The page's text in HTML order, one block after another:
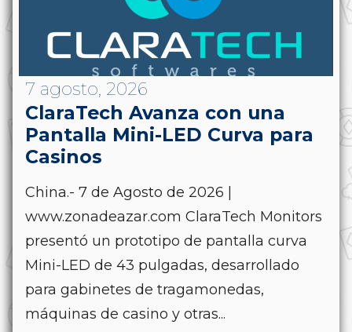
7 agosto, 2026
ClaraTech Avanza con una
Pantalla Mini-LED Curva para
Casinos
China.- 7 de Agosto de 2026 |
www.zonadeazar.com ClaraTech Monitors
presentó un prototipo de pantalla curva
Mini-LED de 43 pulgadas, desarrollado
para gabinetes de tragamonedas,
máquinas de casino y otras...